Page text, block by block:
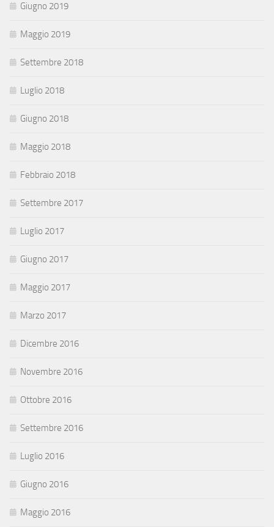
Giugno 2019
Maggio 2019
Settembre 2018
Luglio 2018
Giugno 2018
Maggio 2018
Febbraio 2018
Settembre 2017
Luglio 2017
Giugno 2017
Maggio 2017
Marzo 2017
Dicembre 2016
Novembre 2016
Ottobre 2016
Settembre 2016
Luglio 2016
Giugno 2016
Maggio 2016